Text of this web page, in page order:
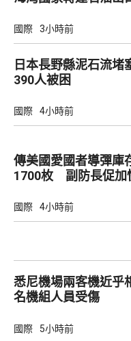
國際 3小時前
日本長野縣泥石流
390人被困
國際 4小時前
傳美國愛國者導彈庫
1700枚 副防長促加
國際 4小時前
悉尼機場兩客機近
名機組人員受傷
國際 5小時前